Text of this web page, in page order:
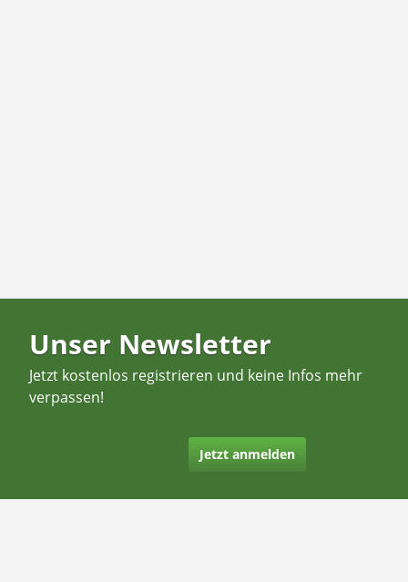
Unser Newsletter
Jetzt kostenlos registrieren und keine Infos mehr
verpassen!
Jetzt anmelden